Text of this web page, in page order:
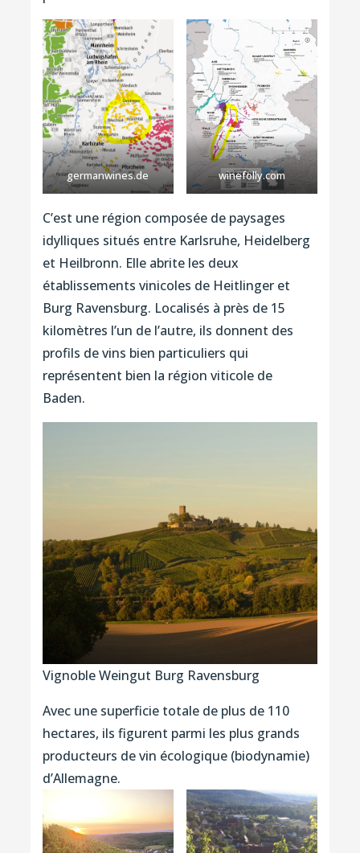
germanwines.de winefolly.com
C’est une région composée de paysages
idylliques situés entre Karlsruhe, Heidelberg
et Heilbronn. Elle abrite les deux
établissements vinicoles de Heitlinger et
Burg Ravensburg. Localisés à près de 15
kilomètres l’un de l’autre, ils donnent des
profils de vins bien particuliers qui
représentent bien la région viticole de
Baden.
Vignoble Weingut Burg Ravensburg
Avec une superficie totale de plus de 110
hectares, ils figurent parmi les plus grands
producteurs de vin écologique (biodynamie)
d’Allemagne.